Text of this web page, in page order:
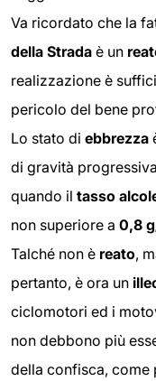
Va ricordato che la
della Strada è un
realizzazione è
pericolo del bene
Lo stato di ebbrezza
di gravità
quando il tasso
non superiore a 0,8
Talché non è reato,
pertanto, è ora un
ciclomotori ed i
non debbono più
della confisca, come